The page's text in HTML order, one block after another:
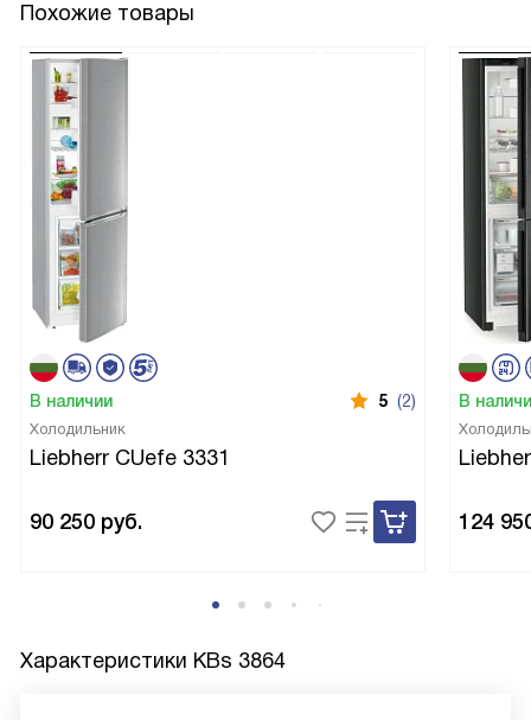
Похожие товары
В наличии 5 (2)
Холодильник
Liebherr CUefe 3331
90 250 руб.
В
124
Характеристики KBs 3864